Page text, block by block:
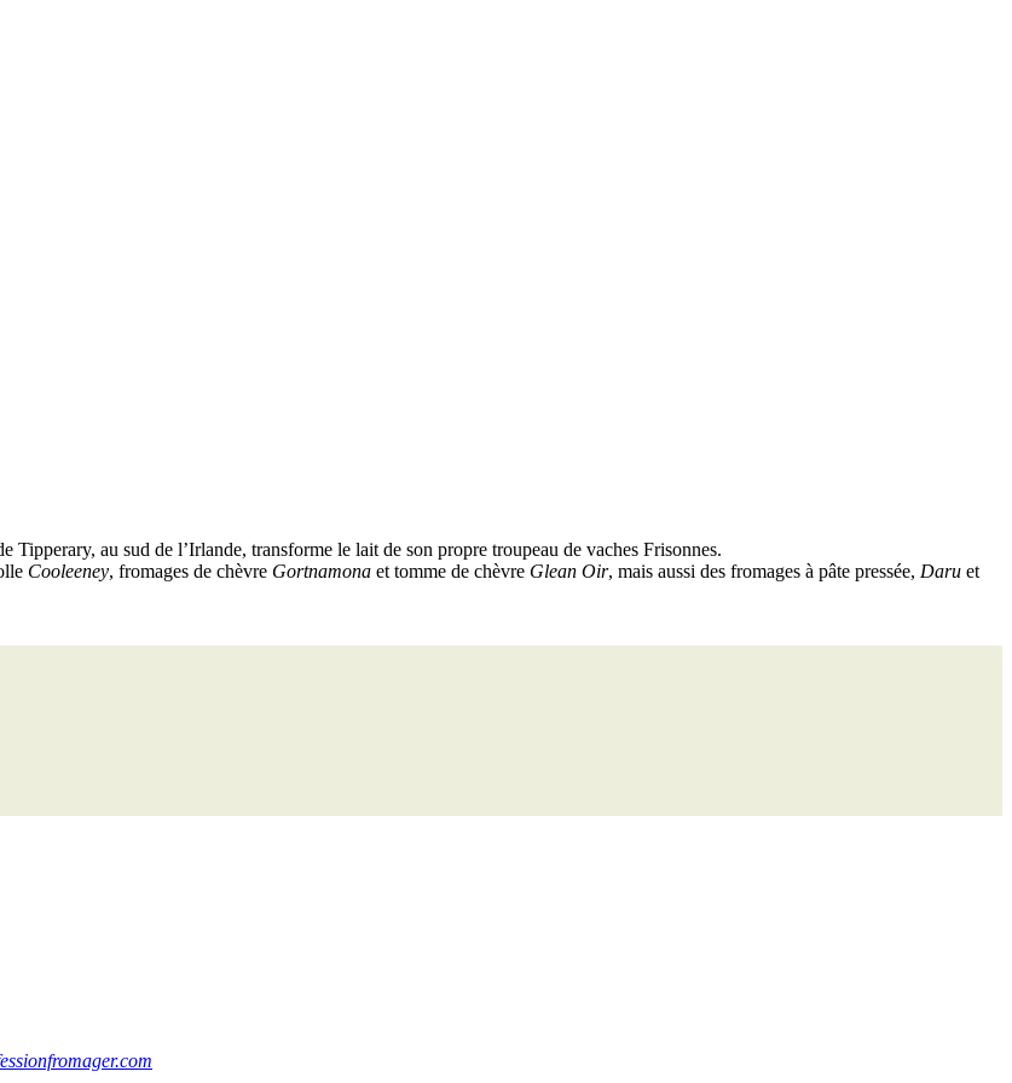
au sud de l’Irlande, transforme le lait de son propre troupeau de vaches Frisonnes.
Cooleeney, fromages de chèvre Gortnamona et tomme de chèvre Glean Oir, mais aussi des fromages à pâte pressée, Daru et